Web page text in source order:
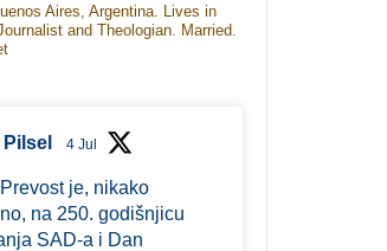
Aires, Argentina. Lives in
and Theologian. Married.
4 Jul
je, nikako
na 250. godišnjicu
SAD-a i Dan